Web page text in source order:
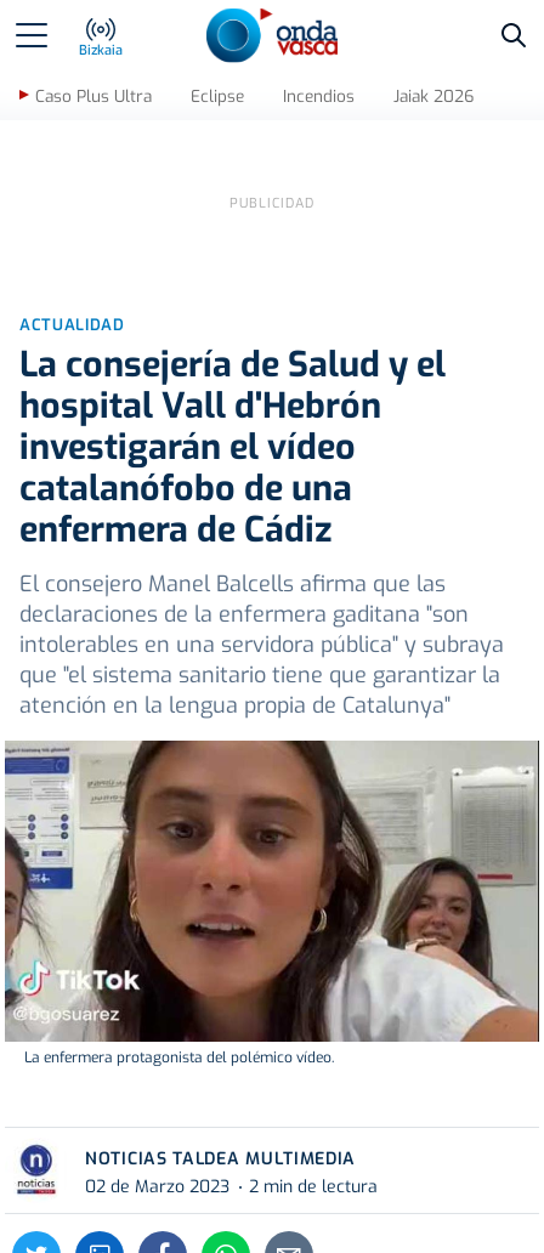
Bizkaia
Caso Plus Ultra Eclipse Incendios Jaiak 2026
ACTUALIDAD
La consejería de Salud y el
hospital Vall d'Hebrón
investigarán el vídeo
catalanófobo de una
enfermera de Cádiz
El consejero Manel Balcells afirma que las
declaraciones de la enfermera gaditana "son
intolerables en una servidora pública" y subraya
que "el sistema sanitario tiene que garantizar la
atención en la lengua propia de Catalunya"
La enfermera protagonista del polémico vídeo.
NOTICIAS TALDEA MULTIMEDIA
02 de Marzo 2023
2 min de lectura